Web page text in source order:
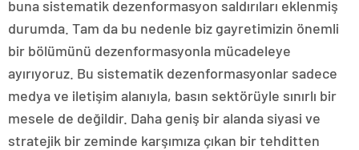
buna sistematik dezenformasyon saldırıları eklenmiş
durumda. Tam da bu nedenle biz gayretimizin önemli
bir bölümünü dezenformasyonla mücadeleye
ayırıyoruz. Bu sistematik dezenformasyonlar sadece
medya ve iletişim alanıyla, basın sektörüyle sınırlı bir
mesele de değildir. Daha geniş bir alanda siyasi ve
stratejik bir zeminde karşımıza çıkan bir tehditten